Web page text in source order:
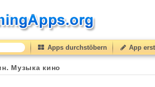
Apps durchstöbern App
Музыка кино